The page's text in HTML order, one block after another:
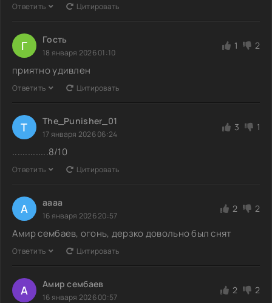
Ответить Цитировать
Г Гость
18 января 2026 01:10
1 2
приятно yдивлен
Ответить Цитировать
T The_Punisher_01
17 января 2026 06:24
3 1
..............8/10
Ответить Цитировать
А аааа
16 января 2026 20:57
2 2
Амир сембаев, огонь, дерзко довольно был снят
Ответить Цитировать
А Амир сембаев
16 января 2026 00:57
2 2